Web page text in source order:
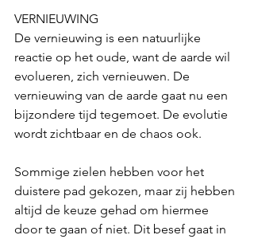
VERNIEUWING
De vernieuwing is een natuurlijke
reactie op het oude, want de aarde wil
evolueren, zich vernieuwen. De
vernieuwing van de aarde gaat nu een
bijzondere tijd tegemoet. De evolutie
wordt zichtbaar en de chaos ook.
Sommige zielen hebben voor het
duistere pad gekozen, maar zij hebben
altijd de keuze gehad om hiermee
door te gaan of niet. Dit besef gaat in